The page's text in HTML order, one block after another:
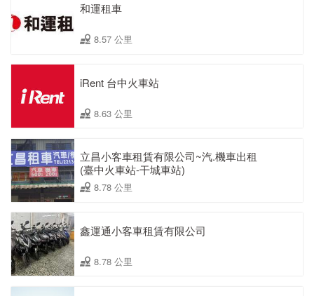
和運租車
8.57 公里
iRent 台中火車站
8.63 公里
立昌小客車租賃有限公司~汽.機車出租
(臺中火車站-干城車站)
8.78 公里
鑫運通小客車租賃有限公司
8.78 公里